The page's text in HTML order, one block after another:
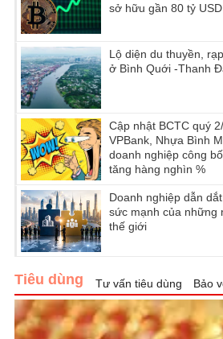
sở hữu gần 80 tỷ
Lộ diện du thuyền,
ở Bình Quới -Thanh
Cập nhật BCTC quý
VPBank, Nhựa Bình
doanh nghiệp công
tăng hàng nghìn %
Doanh nghiệp dẫn
sức mạnh của những
thế giới
Tiêu dùng Tư vấn tiêu dùng Bảo